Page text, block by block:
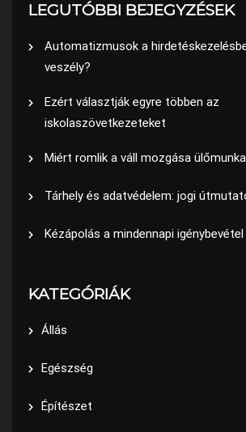
LEGUTÓBBI BEJEGYZÉSEK
Automatizmusok a
veszély?
Ezért választják egyre többen az
iskolaszövetkezeteket
Miért romlik a váll mozgása
Tárhely és adatvédelem: jogi
Kézápolás a mindennapi
KATEGÓRIÁK
Állás
Egészség
Építészet